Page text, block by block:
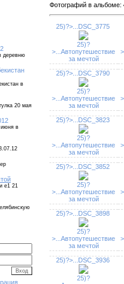
деревню
в
20 мая
июня в
е1 21
Фотографий в альбоме:
25)?>... DSC_3775
25)?
> ...Автопутешествие
за мечтой
>
25)?>... DSC_3790
25)?
> ...Автопутешествие
за мечтой
>
25)?>... DSC_3823
25)?
> ...Автопутешествие
за мечтой
>
25)?>... DSC_3852
25)?
> ...Автопутешествие
за мечтой
>
25)?>... DSC_3898
25)?
> ...Автопутешествие
за мечтой
>
25)?>... DSC_3936
25)?